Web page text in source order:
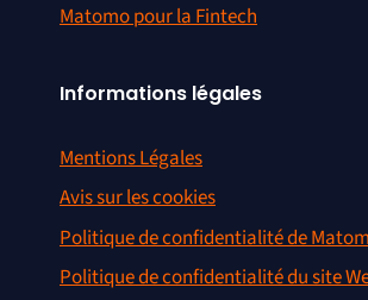
Matomo pour la Fintech
Informations légales
Mentions Légales
Avis sur les cookies
Politique de confidentialité de
Politique de confidentialité du site